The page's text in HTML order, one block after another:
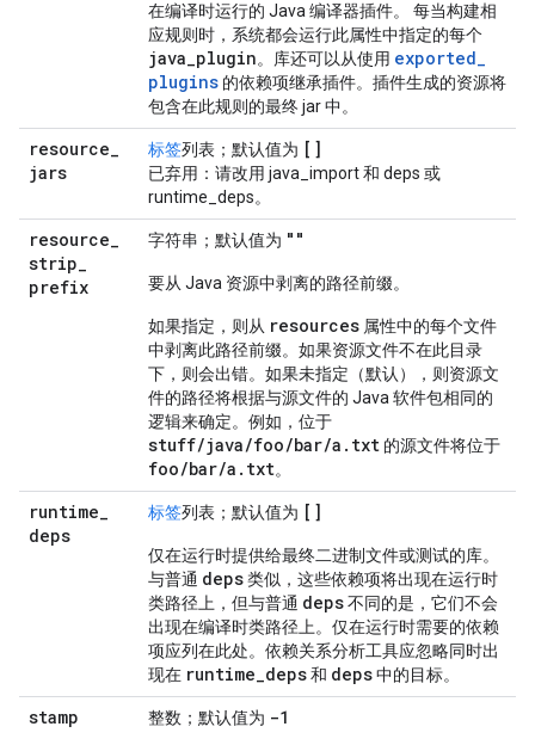
在编译时运行的 Java 编译器插件。 每当构建相
应规则时，系统都会运行此属性中指定的每个
java_plugin。库还可以从使用 exported_
plugins 的依赖项继承插件。插件生成的资源将
包含在此规则的最终 jar 中。
resource_
jars
标签列表；默认值为 []
已弃用：请改用 java_import 和 deps 或
runtime_deps。
resource_
strip_
prefix
字符串；默认值为 ""
要从 Java 资源中剥离的路径前缀。
如果指定，则从 resources 属性中的每个文件
中剥离此路径前缀。如果资源文件不在此目录
下，则会出错。如果未指定（默认），则资源文
件的路径将根据与源文件的 Java 软件包相同的
逻辑来确定。例如，位于
stuff/java/foo/bar/a.txt 的源文件将位于
foo/bar/a.txt。
runtime_
deps
标签列表；默认值为 []
仅在运行时提供给最终二进制文件或测试的库。
与普通 deps类似，这些依赖项将出现在运行时
类路径上，但与普通 deps不同的是，它们不会
出现在编译时类路径上。仅在运行时需要的依赖
项应列在此处。依赖关系分析工具应忽略同时出
现在 runtime_deps和 deps中的目标。
stamp 整数；默认值为 -1